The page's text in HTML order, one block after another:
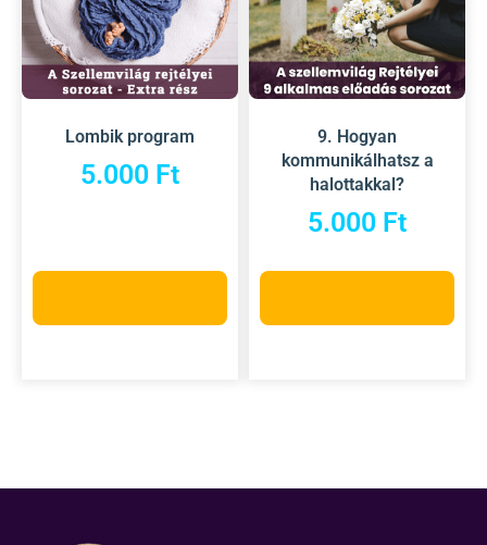
Lombik program
5.000 Ft
9. Hogyan
kommunikálhatsz a
halottakkal?
5.000 Ft